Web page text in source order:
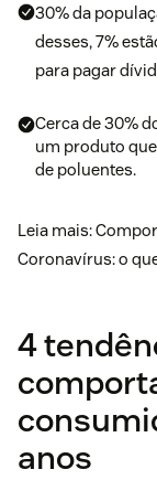
30% da
desses, 7%
para pagar
Cerca de 30%
um produto
de poluentes.
Leia mais:
Coronavírus: o
4
anos